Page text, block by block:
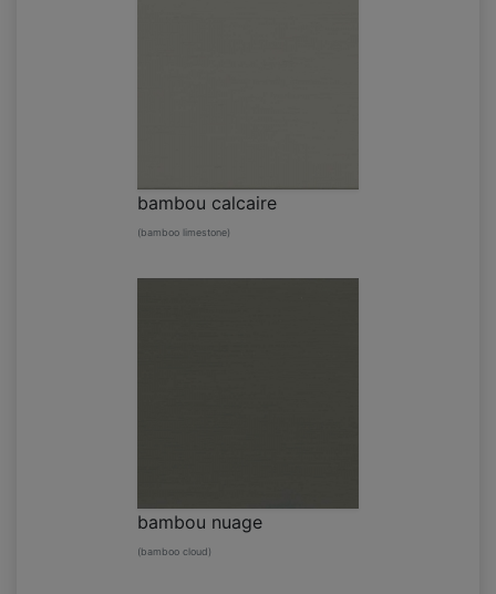
bambou calcaire
(bamboo limestone)
bambou nuage
(bamboo cloud)